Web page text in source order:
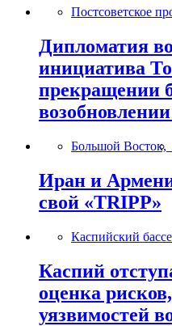
Постсоветское
Дипломатия
инициатива
прекращении
Большой Восток,
Иран и
свой «TRIPP»
Каспийский
Каспий
оценка
уязвимостей